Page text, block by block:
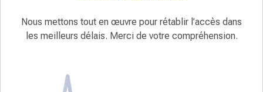
Nous mettons tout en œuvre pour rétablir l’accès dans
les meilleurs délais. Merci de votre compréhension.